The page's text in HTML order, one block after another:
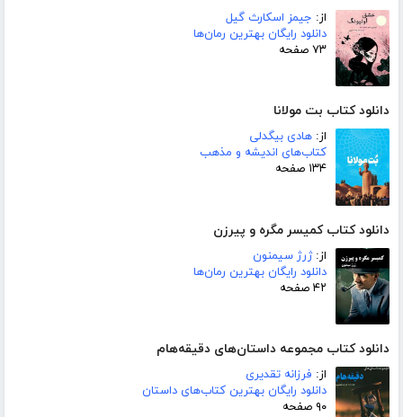
از: جیمز اسکارث گیل
دانلود رایگان بهترین رمان‌ها
۷۳ صفحه
دانلود کتاب بت مولانا
از: هادی بیگدلی
کتاب‌های اندیشه و مذهب
۱۳۴ صفحه
دانلود کتاب کمیسر مگره و پیرزن
از:ژرژ سیمنون
دانلود رایگان بهترین رمان‌ها
۴۲ صفحه
دانلود کتاب مجموعه داستان‌های دقیقه‌هام
از: فرزانه تقدیری
دانلود رایگان بهترین کتاب‌های داستان
۹۰ صفحه